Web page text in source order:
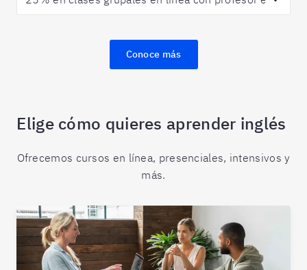
Conoce más
Elige cómo quieres aprender inglés
Ofrecemos cursos en línea, presenciales, intensivos y
más.